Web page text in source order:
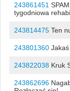
243861451
tygodniowa
243814475Ten
243801360Jakaś
243822038Kruk
243862696